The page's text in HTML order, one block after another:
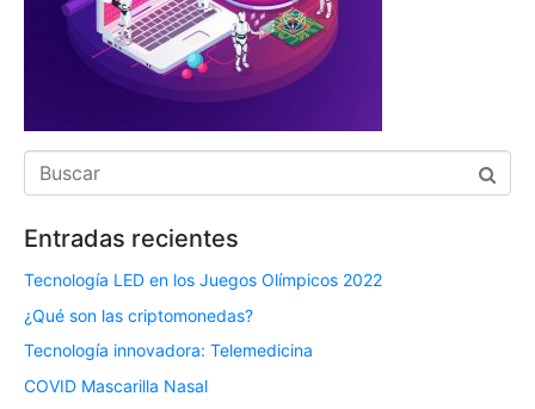
Entradas recientes
Tecnología LED en los Juegos Olímpicos 2022
¿Qué son las criptomonedas?
Tecnología innovadora: Telemedicina
COVID Mascarilla Nasal